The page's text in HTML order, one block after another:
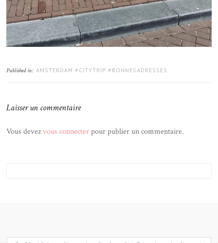
Published in: AMSTERDAM #CITYTRIP #BONNESADRESSES
Laisser un commentaire
Vous devezvous connecterpour publier un commentaire.